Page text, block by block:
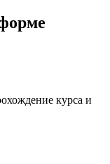
курса и